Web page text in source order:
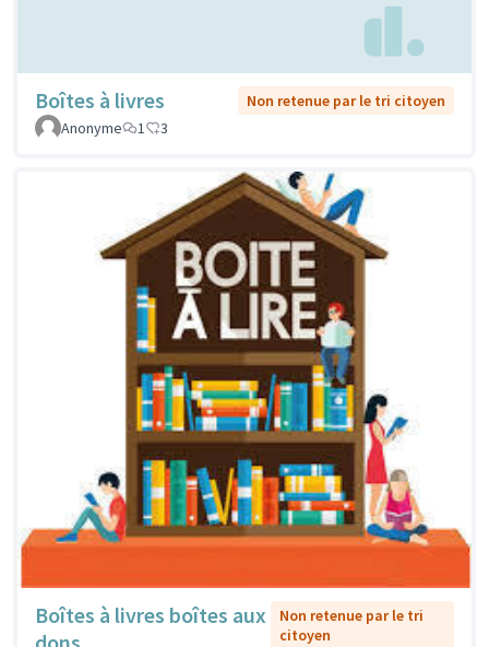
Boîtes à livres
Non retenue par le tri citoyen
Anonyme
1 3
Boîtes à livres boîtes aux
Non retenue par le tri
citoyen